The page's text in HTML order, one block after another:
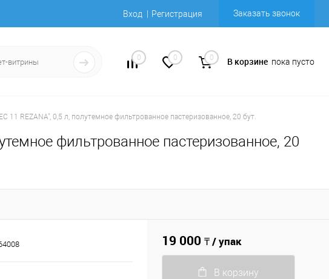
Вход Регистрация Заказать звонок
0 0 0 В корзине пока пусто
11 REZANA", 0,5 л, полутемное фильтрованное пастеризованное, 20 бут.
фильтрованное пастеризованное, 20
19 000 ₸ / упак
В корзину